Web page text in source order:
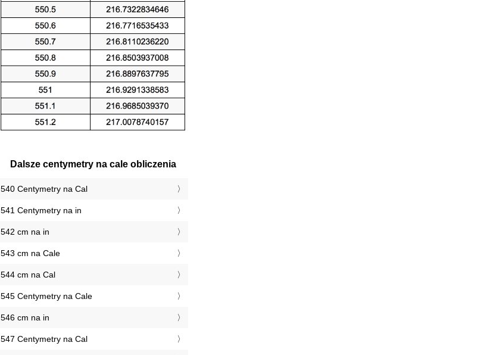
Dalsze centymetry na cale obliczenia
540 Centymetry na Cal
541 Centymetry na in
542 cm na in
543 cm na Cale
544 cm na Cal
545 Centymetry na Cale
546 cm na in
547 Centymetry na Cal